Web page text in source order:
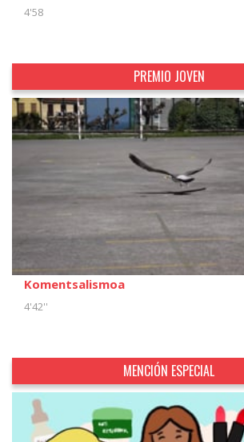
4'58
PREMIO JOVEN
Komentsalismoa
4'42''
MENCIÓN ESPECIAL